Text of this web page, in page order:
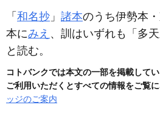
「 和名抄 」 諸本のうち伊勢本
本にみえ 、訓はいずれも「多
と読む。
コトバンクでは本文の一部を掲載して
ご利用いただくとすべての情報をご覧に
ッジのご案内